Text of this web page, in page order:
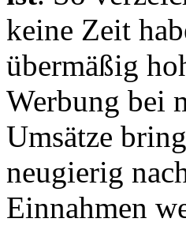
keine Zeit
übermäßig
Werbung bei
Umsätze
neugierig
Einnahmen